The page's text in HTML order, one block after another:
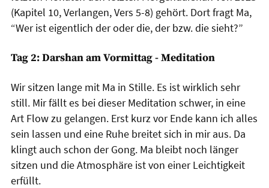
(Kapitel 10, Verlangen, Vers 5-8) gehört. Dort fragt Ma,
“Wer ist eigentlich der oder die, der bzw. die sieht?”
Tag 2: Darshan am Vormittag - Meditation
Wir sitzen lange mit Ma in Stille. Es ist wirklich sehr
still. Mir fällt es bei dieser Meditation schwer, in eine
Art Flow zu gelangen. Erst kurz vor Ende kann ich alles
sein lassen und eine Ruhe breitet sich in mir aus. Da
klingt auch schon der Gong. Ma bleibt noch länger
sitzen und die Atmosphäre ist von einer Leichtigkeit
erfüllt.